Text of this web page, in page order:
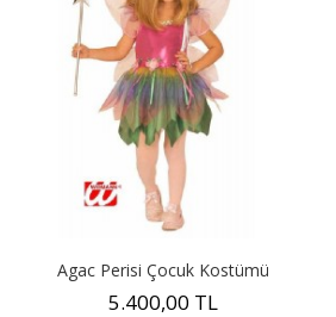
Agac Perisi Çocuk Kostümü
5.400,00 TL